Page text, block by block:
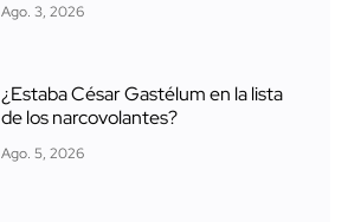
Ago. 3, 2026
¿Estaba César Gastélum en la lista
de los narcovolantes?
Ago. 5, 2026